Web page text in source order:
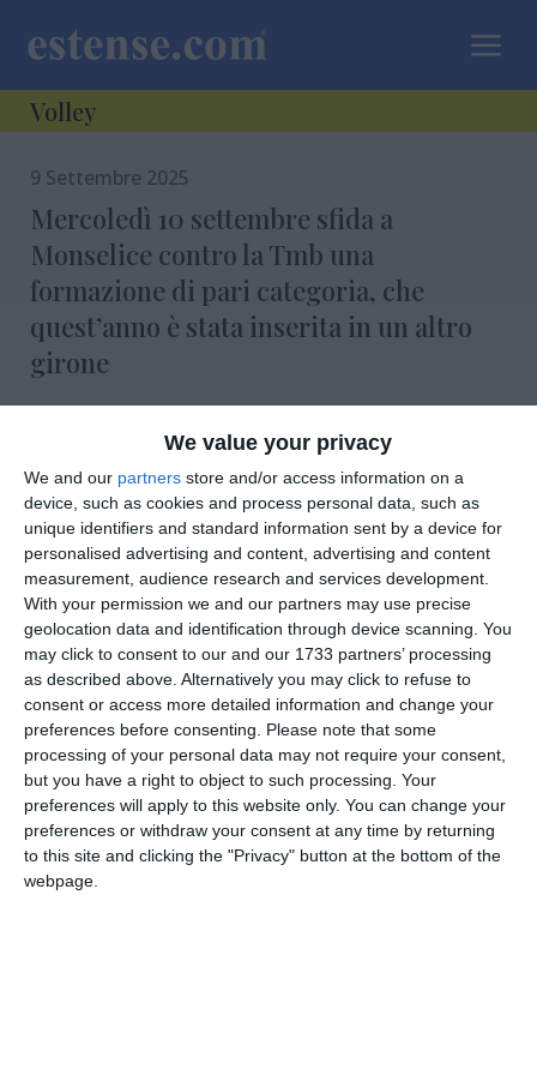
We value your privacy
We and our partners store and/or access information on a
device, such as cookies and process personal data, such as
unique identifiers and standard information sent by a device for
personalised advertising and content, advertising and content
measurement, audience research and services development.
With your permission we and our partners may use precise
geolocation data and identification through device scanning. You
may click to consent to our and our 1733 partners’ processing
as described above. Alternatively you may click to refuse to
consent or access more detailed information and change your
preferences before consenting.
Please note that some
processing of your personal data may not require your consent,
but you have a right to object to such processing. Your
preferences will apply to this website only. You can change your
preferences or withdraw your consent at any time by returning
to this site and clicking the "Privacy" button at the bottom of the
webpage.
a
Volley
9 Settembre 2025
Mercoledì 10 settembre sfida a
Monselice contro la Tmb una
formazione di pari categoria, che
quest’anno è stata inserita in un altro
girone
Volley, primo test per la 4 Torri
diRedazione | 1 MIN
